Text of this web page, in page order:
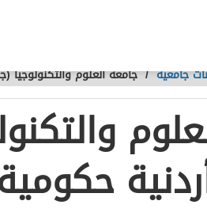
جامعية /جامعة العلوم والتكنولوجيا